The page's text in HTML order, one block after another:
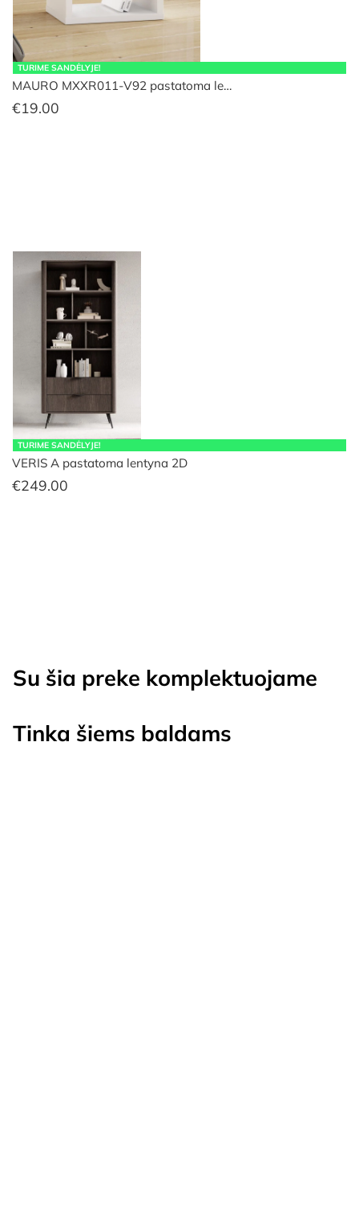
TURIME SANDĖLYJE!
MAURO MXXR011-V92 pastatoma le…
€19.00
TURIME SANDĖLYJE!
VERIS A pastatoma lentyna 2D
€249.00
Su šia preke komplektuojame
Tinka šiems baldams